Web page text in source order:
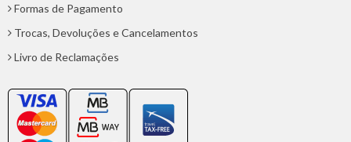
Formas de Pagamento
Trocas, Devoluções e Cancelamentos
Livro de Reclamações